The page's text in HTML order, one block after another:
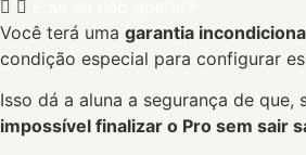
Você terá uma garantia
condição especial para configurar
Isso dá a aluna a segurança de
impossível finalizar o Pro sem sair